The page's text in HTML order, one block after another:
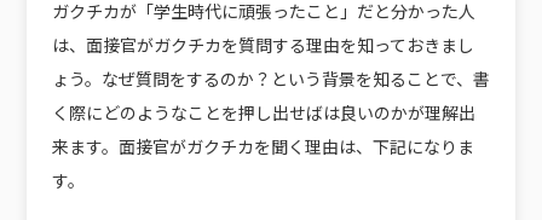
ガクチカが「学生時代に頑張ったこと」だと分かった人
は、面接官がガクチカを質問する理由を知っておきまし
ょう。なぜ質問をするのか？という背景を知ることで、書
く際にどのようなことを押し出せばは良いのかが理解出
来ます。面接官がガクチカを聞く理由は、下記になりま
す。